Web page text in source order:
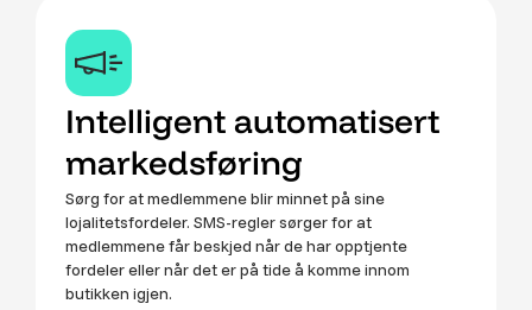
Intelligent automatisert
markedsføring
Sørg for at medlemmene blir minnet på sine
lojalitetsfordeler. SMS-regler sørger for at
medlemmene får beskjed når de har opptjente
fordeler eller når det er på tide å komme innom
butikken igjen.